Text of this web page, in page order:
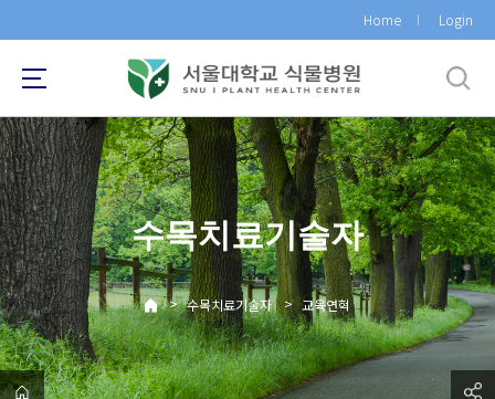
로
메
뉴
Home Login
수목치료기술자
> 수목치료기술자 > 교육연혁